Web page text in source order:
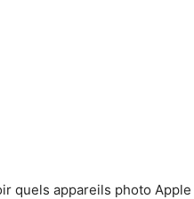
quels appareils photo